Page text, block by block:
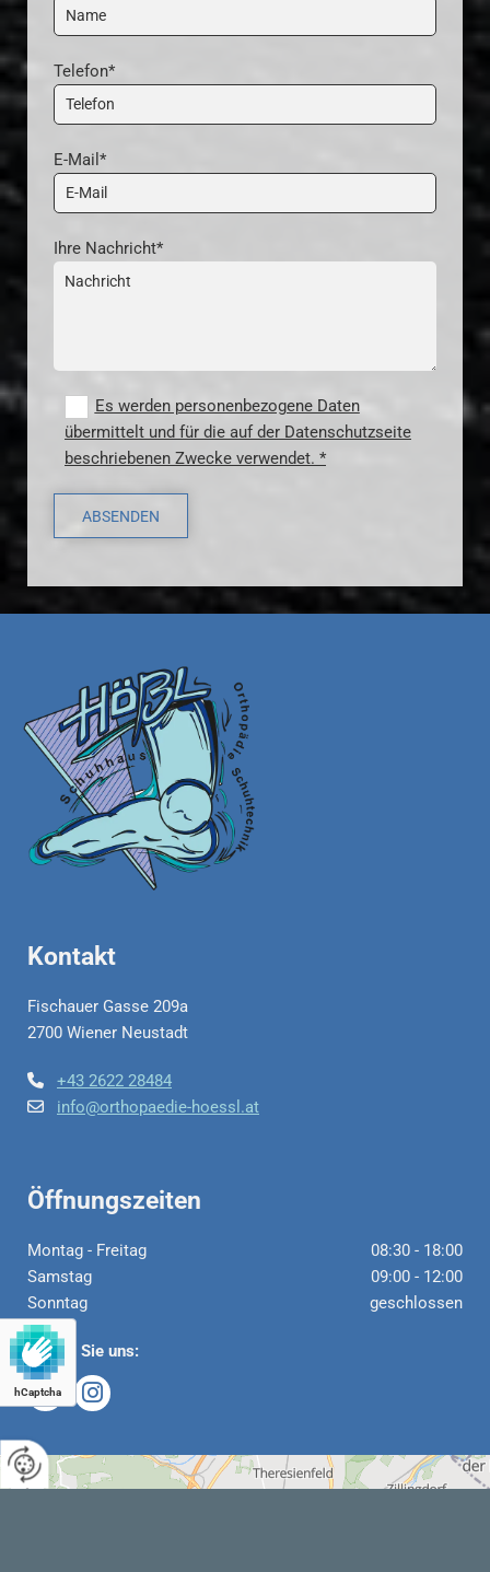
Telefon*
E-Mail*
Ihre Nachricht*
Es werden personenbezogene Daten
übermittelt und für die auf der Datenschutzseite
beschriebenen Zwecke verwendet. *
hCaptcha
Kontakt
Fischauer Gasse 209a
2700 Wiener Neustadt
 +43 2622 28484
 info@orthopaedie-hoessl.at
Öffnungszeiten
Montag - Freitag
08:30 - 18:00
Samstag
09:00 - 12:00
Sonntag
geschlossen
Folgen Sie uns: